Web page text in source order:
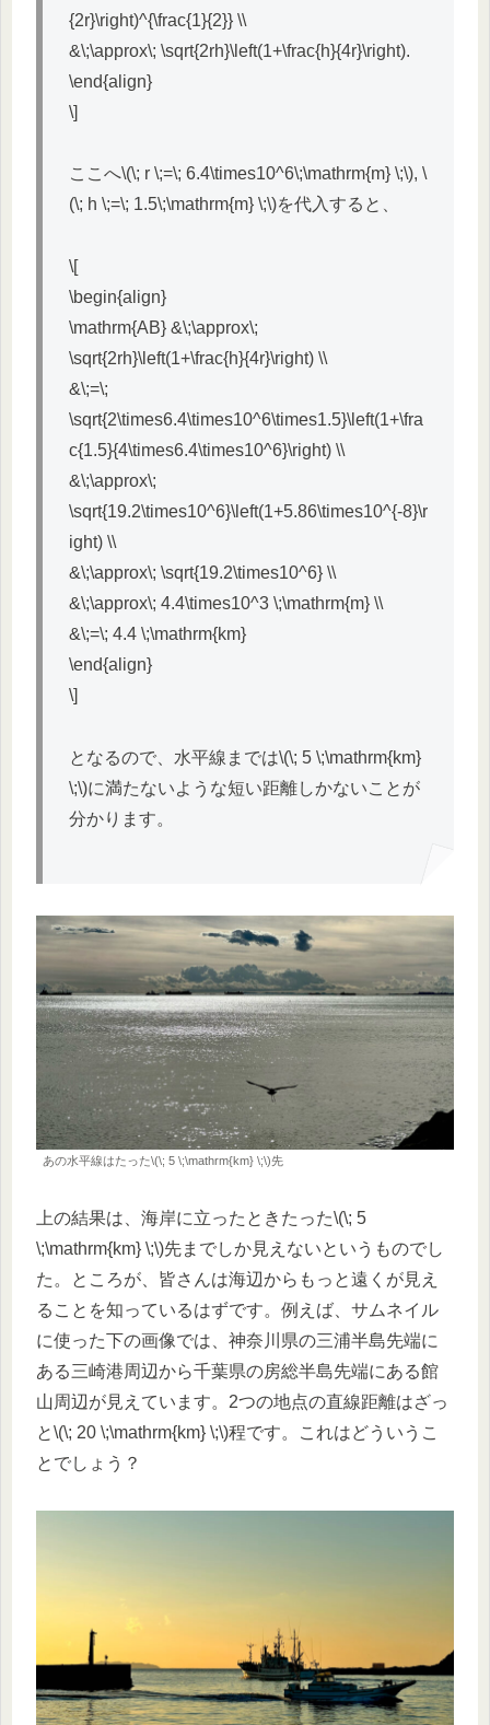
{2r}\right)^{\frac{1}{2}} \\
&\;\approx\; \sqrt{2rh}\left(1+\frac{h}{4r}\right).
\end{align}
\]
ここへ\(\; r \;=\; 6.4\times10^6\;\mathrm{m} \;\), \
(\; h \;=\; 1.5\;\mathrm{m} \;\)を代入すると、
\[
\begin{align}
\mathrm{AB} &\;\approx\;
\sqrt{2rh}\left(1+\frac{h}{4r}\right) \\
&\;=\;
\sqrt{2\times6.4\times10^6\times1.5}\left(1+\fra
c{1.5}{4\times6.4\times10^6}\right) \\
&\;\approx\;
\sqrt{19.2\times10^6}\left(1+5.86\times10^{-8}\r
ight) \\
&\;\approx\; \sqrt{19.2\times10^6} \\
&\;\approx\; 4.4\times10^3 \;\mathrm{m} \\
&\;=\; 4.4 \;\mathrm{km}
\end{align}
\]
となるので、水平線までは\(\; 5 \;\mathrm{km}
\;\)に満たないような短い距離しかないことが
分かります。
あの水平線はたった\(\; 5 \;\mathrm{km} \;\)先
上の結果は、海岸に立ったときたった\(\; 5
\;\mathrm{km} \;\)先までしか見えないというものでし
た。ところが、皆さんは海辺からもっと遠くが見え
ることを知っているはずです。例えば、サムネイル
に使った下の画像では、神奈川県の三浦半島先端に
ある三崎港周辺から千葉県の房総半島先端にある館
山周辺が見えています。2つの地点の直線距離はざっ
と\(\; 20 \;\mathrm{km} \;\)程です。これはどういうこ
とでしょう？